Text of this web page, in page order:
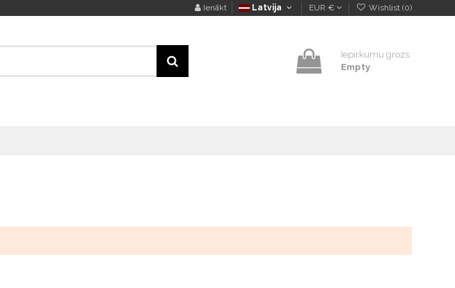
Ienākt Latvija EUR € Wishlist (0)
Iepirkumu grozs:
Empty